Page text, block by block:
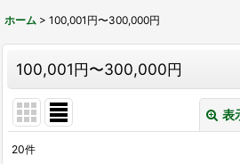
ホーム > 100,001円〜300,000円
100,001円〜300,000円
表
20件